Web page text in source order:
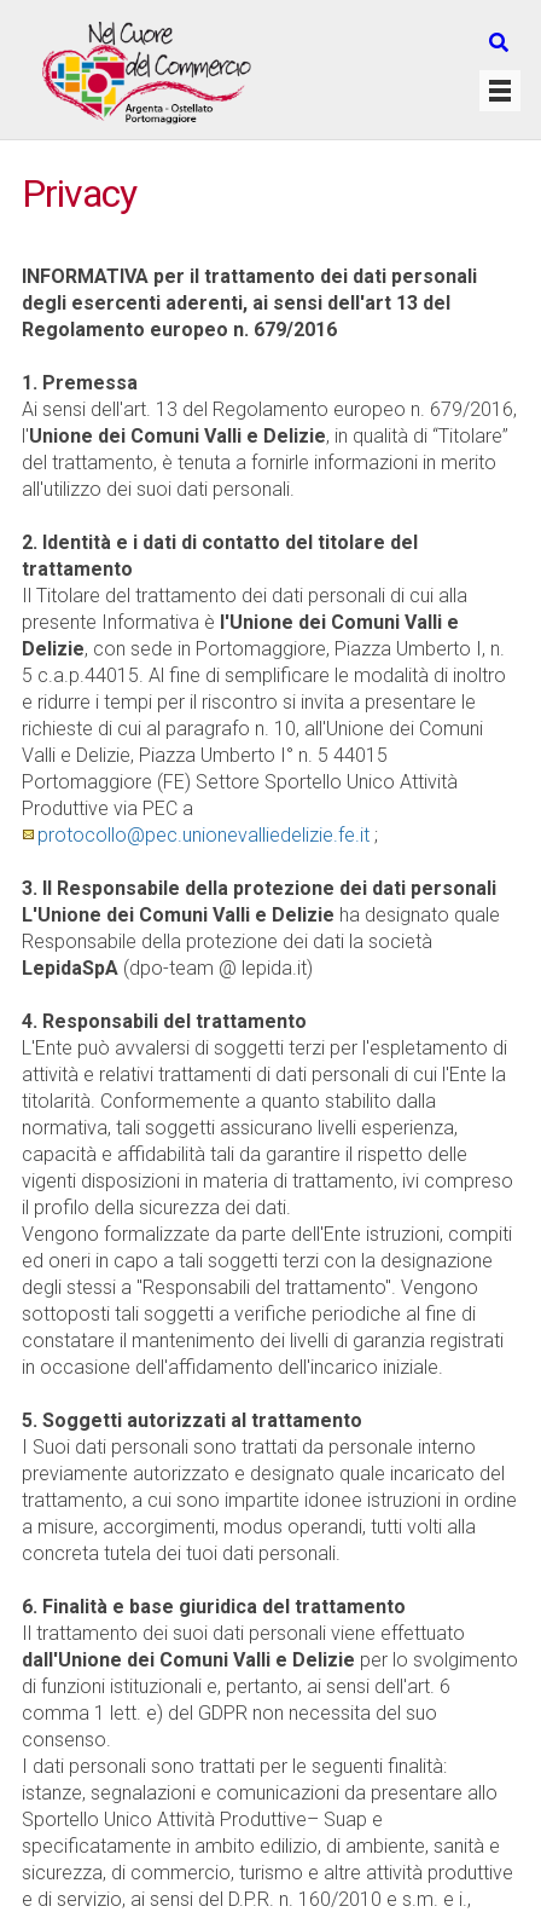
Privacy
INFORMATIVA per il trattamento dei dati personali
degli esercenti aderenti, ai sensi dell'art 13 del
Regolamento europeo n. 679/2016
1. Premessa
Ai sensi dell'art. 13 del Regolamento europeo n. 679/2016,
l'Unione dei Comuni Valli e Delizie, in qualità di “Titolare”
del trattamento, è tenuta a fornirle informazioni in merito
all'utilizzo dei suoi dati personali.
2. Identità e i dati di contatto del titolare del
trattamento
Il Titolare del trattamento dei dati personali di cui alla
presente Informativa è l'Unione dei Comuni Valli e
Delizie, con sede in Portomaggiore, Piazza Umberto I, n.
5 c.a.p.44015. Al fine di semplificare le modalità di inoltro
e ridurre i tempi per il riscontro si invita a presentare le
richieste di cui al paragrafo n. 10, all'Unione dei Comuni
Valli e Delizie, Piazza Umberto I° n. 5 44015
Portomaggiore (FE) Settore Sportello Unico Attività
Produttive via PEC a
protocollo@pec.unionevalliedelizie.fe.it;
3. Il Responsabile della protezione dei dati personali
L'Unione dei Comuni Valli e Delizie ha designato quale
Responsabile della protezione dei dati la società
LepidaSpA(dpo-team @ lepida.it)
4. Responsabili del trattamento
L'Ente può avvalersi di soggetti terzi per l'espletamento di
attività e relativi trattamenti di dati personali di cui l'Ente la
titolarità. Conformemente a quanto stabilito dalla
normativa, tali soggetti assicurano livelli esperienza,
capacità e affidabilità tali da garantire il rispetto delle
vigenti disposizioni in materia di trattamento, ivi compreso
il profilo della sicurezza dei dati.
Vengono formalizzate da parte dell'Ente istruzioni, compiti
ed oneri in capo a tali soggetti terzi con la designazione
degli stessi a "Responsabili del trattamento". Vengono
sottoposti tali soggetti a verifiche periodiche al fine di
constatare il mantenimento dei livelli di garanzia registrati
in occasione dell'affidamento dell'incarico iniziale.
5. Soggetti autorizzati al trattamento
I Suoi dati personali sono trattati da personale interno
previamente autorizzato e designato quale incaricato del
trattamento, a cui sono impartite idonee istruzioni in ordine
a misure, accorgimenti, modus operandi, tutti volti alla
concreta tutela dei tuoi dati personali.
6. Finalità e base giuridica del trattamento
Il trattamento dei suoi dati personali viene effettuato
dall'Unione dei Comuni Valli e Delizie per lo svolgimento
di funzioni istituzionali e, pertanto, ai sensi dell'art. 6
comma 1 lett. e) del GDPR non necessita del suo
consenso.
I dati personali sono trattati per le seguenti finalità:
istanze, segnalazioni e comunicazioni da presentare allo
Sportello Unico Attività Produttive– Suap e
specificatamente in ambito edilizio, di ambiente, sanità e
sicurezza, di commercio, turismo e altre attività produttive
e di servizio, ai sensi del D.P.R. n. 160/2010 e s.m. e i.,